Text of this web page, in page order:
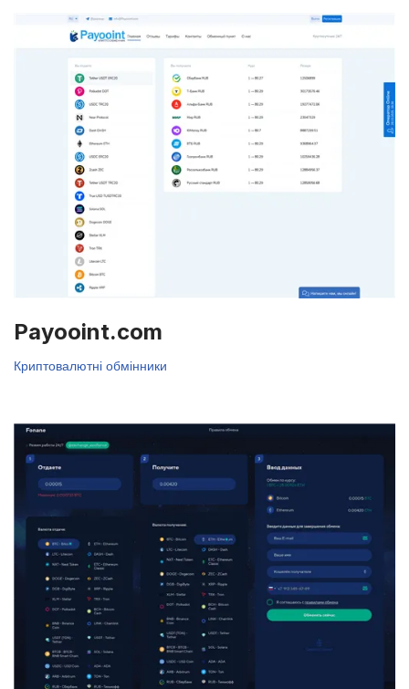
Payooint.com
Криптовалютні обмінники